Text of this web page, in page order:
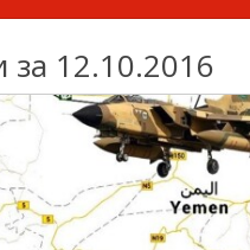
за 12.10.2016